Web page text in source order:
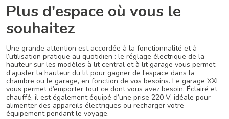
Plus d'espace où vous le
souhaitez
Une grande attention est accordée à la fonctionnalité et à
l’utilisation pratique au quotidien : le réglage électrique de la
hauteur sur les modèles à lit central et à lit garage vous permet
d’ajuster la hauteur du lit pour gagner de l’espace dans la
chambre ou le garage, en fonction de vos besoins. Le garage XXL
vous permet d’emporter tout ce dont vous avez besoin. Éclairé et
chauffé, il est également équipé d’une prise 220 V, idéale pour
alimenter des appareils électriques ou recharger votre
équipement pendant le voyage.